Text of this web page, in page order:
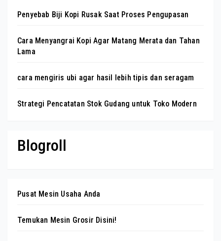
Penyebab Biji Kopi Rusak Saat Proses Pengupasan
Cara Menyangrai Kopi Agar Matang Merata dan Tahan
Lama
cara mengiris ubi agar hasil lebih tipis dan seragam
Strategi Pencatatan Stok Gudang untuk Toko Modern
Blogroll
Pusat Mesin Usaha Anda
Temukan Mesin Grosir Disini!